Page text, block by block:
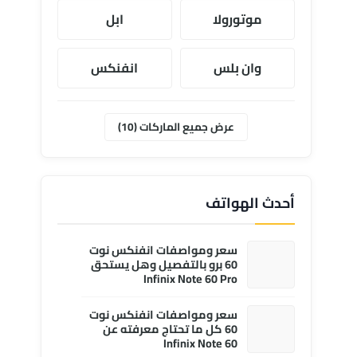
موتورولا
ابل
وان بلس انفنكس
عرض جميع الماركات (10)
أحدث الهواتف
سعر ومواصفات انفنكس نوت
60 برو بالتفصيل وهل يستحق
Infinix Note 60 Pro
سعر ومواصفات انفنكس نوت
60 كل ما تحتاج معرفته عن
Infinix Note 60